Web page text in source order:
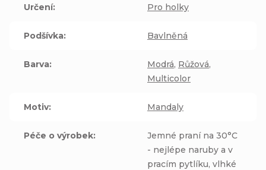
Určení: Pro holky
Podšívka: Bavlněná
Barva: Modrá, Růžová,
Multicolor
Motiv: Mandaly
Péče o výrobek:
Jemné praní na 30°C
- nejlépe naruby a v
pracím pytlíku, vlhké